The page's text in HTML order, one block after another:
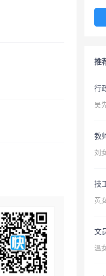
推
行
吴
教
刘
技
黄
文
温